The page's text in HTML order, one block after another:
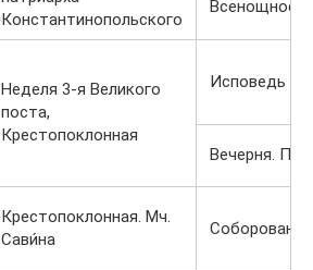
Константинопольского
Всенощное
Неделя 3-я Великого
поста,
Крестопоклонная
Исповедь
Вечерня.
Крестопоклонная. Мч.
Сави́на
Соборование